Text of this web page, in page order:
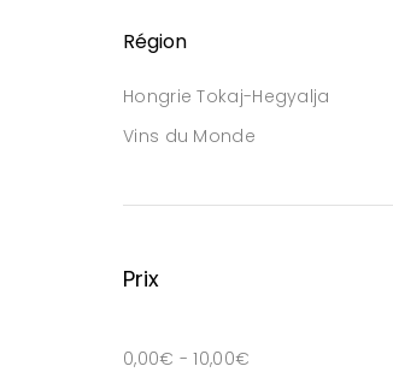
Région
Hongrie Tokaj-Hegyalja
Vins du Monde
Prix
0,00€ -10,00€